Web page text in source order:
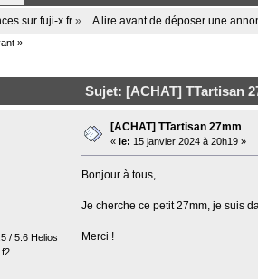
sur fuji-x.fr» A lire avant de déposer une
»
Sujet: [ACHAT] TTartisan
/ 5.6 Helios
f2
[ACHAT] TTartisan 27mm
« le: 15 janvier 2024 à 20h19 »
Bonjour à tous,
Je cherche ce petit 27mm, je suis
Merci !